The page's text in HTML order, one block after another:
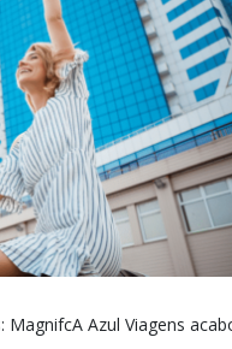
Azul Viagens